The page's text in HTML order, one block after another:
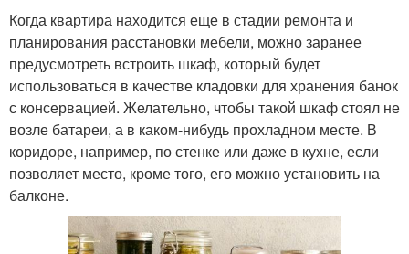
Когда квартира находится еще в стадии ремонта и
планирования расстановки мебели, можно заранее
предусмотреть встроить шкаф, который будет
использоваться в качестве кладовки для хранения банок
с консервацией. Желательно, чтобы такой шкаф стоял не
возле батареи, а в каком-нибудь прохладном месте. В
коридоре, например, по стенке или даже в кухне, если
позволяет место, кроме того, его можно установить на
балконе.